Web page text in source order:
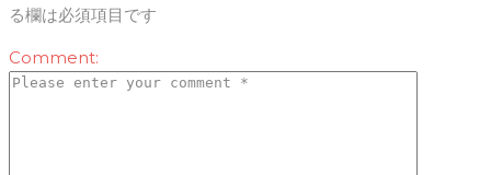
る欄は必須項目です
Comment: